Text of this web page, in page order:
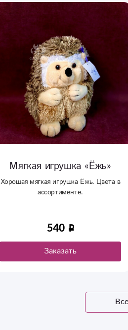
Мягкая игрушка «Ёжь»
Хорошая мягкая игрушка Ёжь. Цвета в
ассортименте.
540
Заказать